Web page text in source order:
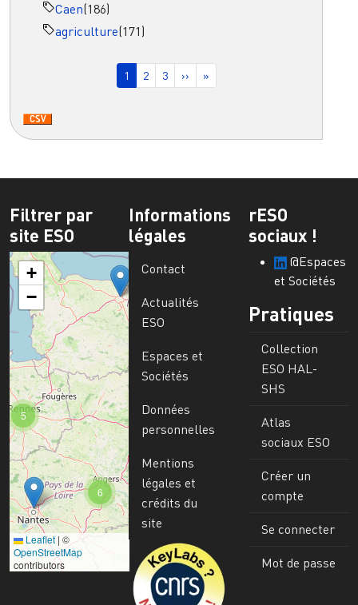
Caen(186)
agriculture(171)
Page courante
1 Page
2 Page
3 Page suivante
›› Dernière page
»
Filtrer par
site ESO
6
5
+
−
Leaflet | ©
OpenStreetMap
contributors
Informations
légales
Contact
Actualités
ESO
Espaces et
Sociétés
Données
personnelles
Mentions
légales et
crédits du
site
Image
rESO
sociaux !
@Espaces
et Sociétés
Pratiques
Collection
ESO HAL-
SHS
Atlas
sociaux ESO
Créer un
compte
Se connecter
Mot de passe